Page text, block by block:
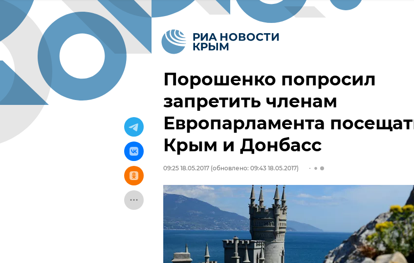
Порошенко попросил
запретить членам
Европарламента
Крым и Донбасс
09:25 18.05.2017 (обновлено: 09:43 18.05.2017)